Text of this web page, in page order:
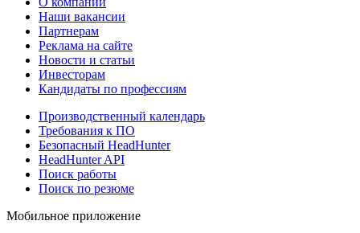
Наши вакансии
Партнерам
Реклама на сайте
Новости и статьи
Инвесторам
Кандидаты по профессиям
Производственный календарь
Требования к ПО
Безопасный HeadHunter
HeadHunter API
Поиск работы
Поиск по резюме
Мобильное приложение